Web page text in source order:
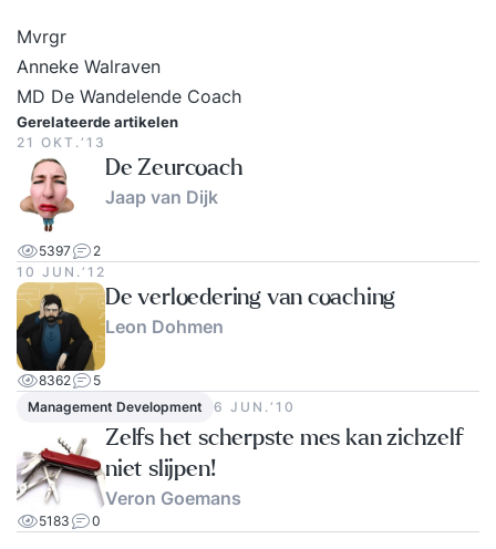
Mvrgr
Anneke Walraven
MD De Wandelende Coach
Gerelateerde artikelen
21 OKT.‘13
De Zeurcoach
Jaap van Dijk
5397
2
10 JUN.‘12
De verloedering van coaching
Leon Dohmen
8362
5
Management Development
6 JUN.‘10
Zelfs het scherpste mes kan zichzelf
niet slijpen!
Veron Goemans
5183 0